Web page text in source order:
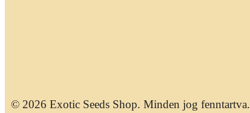
© 2026 Exotic Seeds Shop. Minden jog fenntartva.